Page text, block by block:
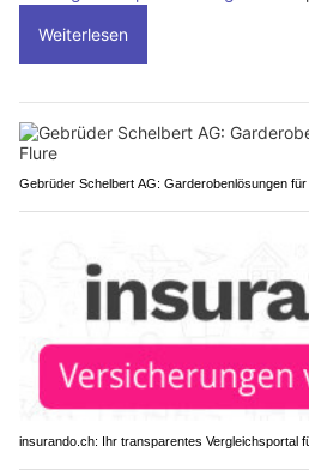
Weiterlesen
Gebrüder Schelbert AG: Garderobenlösungen
insurando.ch: Ihr transparentes Vergleichsportal